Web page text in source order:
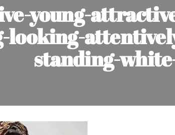
young-
looking-
standing-